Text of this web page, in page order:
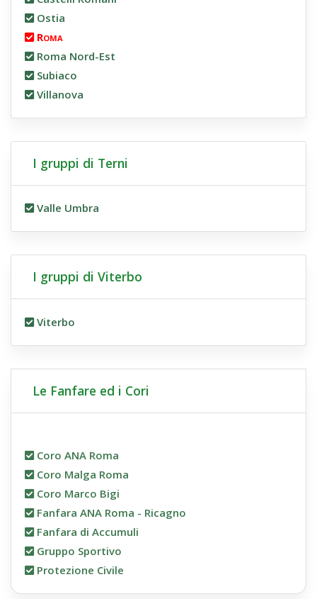
Ostia
Roma
Roma Nord-Est
Subiaco
Villanova
I gruppi di Terni
Valle Umbra
I gruppi di Viterbo
Viterbo
Le Fanfare ed i Cori
Coro ANA Roma
Coro Malga Roma
Coro Marco Bigi
Fanfara ANA Roma - Ricagno
Fanfara di Accumuli
Gruppo Sportivo
Protezione Civile